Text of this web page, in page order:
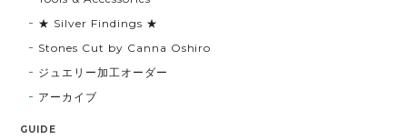
★ Silver Findings ★
Stones Cut by Canna Oshiro
ジュエリー加工オーダー
アーカイブ
GUIDE